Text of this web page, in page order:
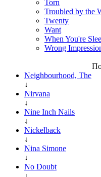
Torn
Troubled by the
Twenty
Want
When You're
Wrong
Neighbourhood, The
↓
Nirvana
↓
Nine Inch Nails
↓
Nickelback
↓
Nina Simone
↓
No Doubt